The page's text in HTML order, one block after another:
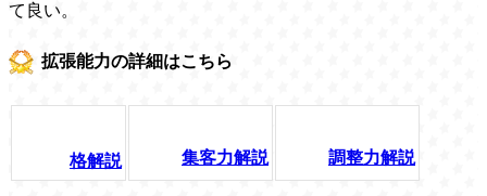
て良い。
拡張能力の詳細はこちら
格解説 集客力解説 調整力解説